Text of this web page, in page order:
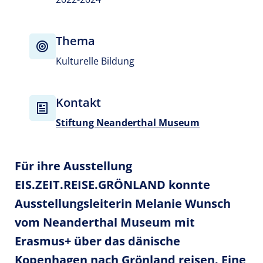
Thema
Kulturelle Bildung
Kontakt
Stiftung Neanderthal Museum
Für ihre Ausstellung
EIS.ZEIT.REISE.GRÖNLAND konnte
Ausstellungsleiterin Melanie Wunsch
vom Neanderthal Museum mit
Erasmus+ über das dänische
Kopenhagen nach Grönland reisen. Eine